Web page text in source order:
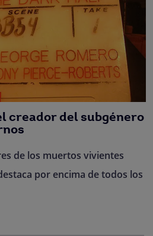
creador del subgénero
de los muertos vivientes
por encima de todos los